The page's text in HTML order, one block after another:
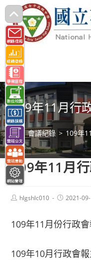
跳
轉
至
主
要
內
容 109年11月行
> 會議紀錄 > 109年
109年11月
Posthlgshlc010
Post2021-
109年11月份行政
109年10月行政會